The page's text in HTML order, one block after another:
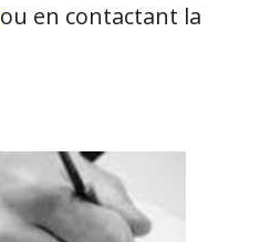
ou en contactant la